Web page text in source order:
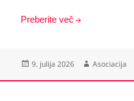
Preberite več
Objavljeno
9. julija 2026 Avtor
Asociacija